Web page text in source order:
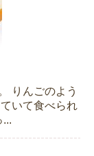
りんごのよう
いて食べられ
...